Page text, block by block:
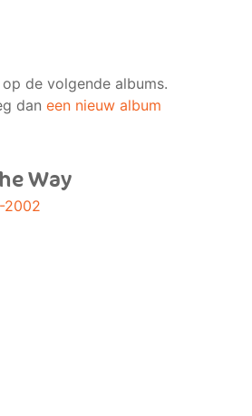
de volgende albums.
dan een nieuw album
Way
2002